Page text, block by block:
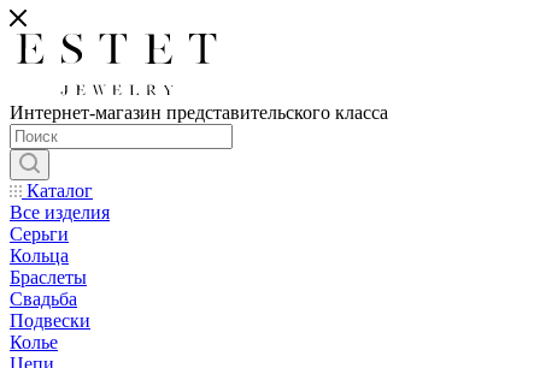
Интернет-магазин представительского класса
Каталог
Все изделия
Серьги
Кольца
Браслеты
Свадьба
Подвески
Колье
Цепи